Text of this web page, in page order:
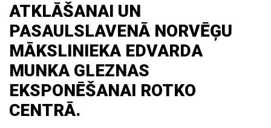
ATKLĀŠANAI UN
PASAULSLAVENĀ NORVĒĢU
MĀKSLINIEKA EDVARDA
MUNKA GLEZNAS
EKSPONĒŠANAI ROTKO
CENTRĀ.